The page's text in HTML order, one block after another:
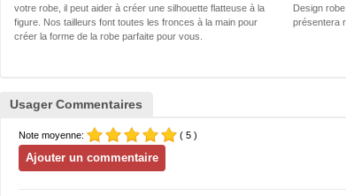
votre robe, il peut aider à créer une silhouette flatteuse à la
figure. Nos tailleurs font toutes les fronces à la main pour
créer la forme de la robe parfaite pour vous.
Design
présentera
Usager Commentaires
Note moyenne: ( 5 )